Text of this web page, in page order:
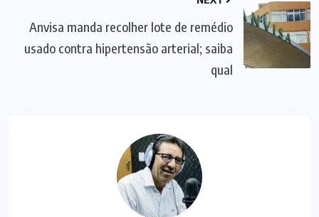
Anvisa manda recolher lote de remédio
usado contra hipertensão arterial; saiba
qual